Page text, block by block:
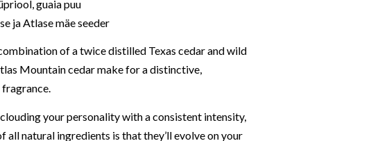
guaia puu
ja Atlase mäe seeder
of a twice distilled Texas cedar and wild
Mountain cedar make for a distinctive,
your personality with a consistent intensity,
all natural ingredients is that they’ll evolve on your